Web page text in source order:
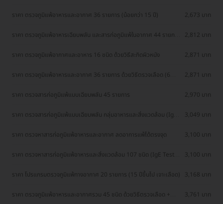
ราคา ตรวจภูมิแพ้อาหารและอากาศ 36 รายการ (น้อยกว่า 15 ปี) 2,673 บาท
ราคา ตรวจภูมิแพ้อาหารเฉียบพลัน และสารก่อภูมิแพ้ในอากาศ 44 รายการ
2,812 บาท
ราคา ตรวจภูมิแพ้อากาศและอาหาร 16 ชนิด ด้วยวิธีสะกิดผิวหนัง 2,871 บาท
ราคา ตรวจภูมิแพ้อาหารและอากาศ 36 รายการ ด้วยวิธีตรวจเลือด (6
2,871 บาท
ราคา ตรวจสารก่อภูมิแพ้แบบเฉียบพลัน 45 รายการ 2,970 บาท
ราคา ตรวจสารก่อภูมิแพ้แบบเฉียบพลัน กลุ่มอาหารและสิ่งแวดล้อม (IgE)
3,049 บาท
ราคา ตรวจหาสารก่อภูมิแพ้อาหารและอากาศ ลดอาการแพ้ได้ตรงจุด 3,100 บาท
ราคา ตรวจหาสารก่อภูมิแพ้อาหารและสิ่งแวดล้อม 107 ชนิด (IgE Test)
3,100 บาท
ราคา โปรแกรมตรวจภูมิแพ้ทางอากาศ 20 รายการ (15 ปีขึ้นไป เจาะเลือด) 3,168 บาท
ราคา ตรวจภูมิแพ้อาหารและอากาศรวม 45 ชนิด ด้วยวิธีตรวจเลือด +
3,761 บาท